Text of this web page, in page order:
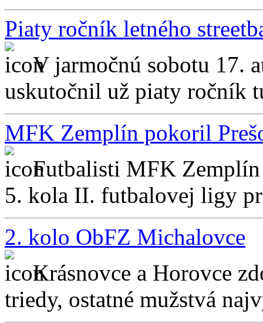
Piaty ročník letného
V jarmočnú sobotu 17.
uskutočnil už piaty ročník
MFK Zemplín pokoril
Futbalisti MFK
5. kola II. futbalovej ligy
2. kolo ObFZ Michalovce
Krásnovce a Horovce
triedy, ostatné mužstvá